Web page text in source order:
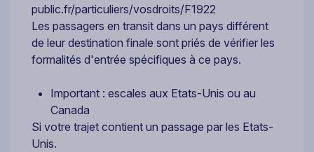
public.fr/particuliers/vosdroits/F1922
Les passagers en transit dans un pays différent
de leur destination finale sont priés de vérifier les
formalités d'entrée spécifiques à ce pays.
Important : escales aux Etats-Unis ou au
Canada
Si votre trajet contient un passage par les Etats-
Unis.